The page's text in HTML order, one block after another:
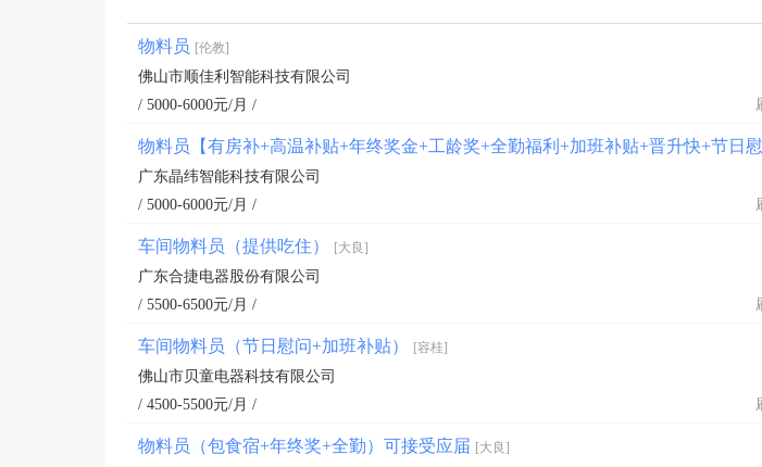
物料员 [伦教]
佛山市顺佳利智能科技有限公司
/ 5000-6000元/月 /
广东晶纬智能科技有限公司
/ 5000-6000元/月 /
车间物料员（提供吃住） [大良]
广东合捷电器股份有限公司
/ 5500-6500元/月 /
车间物料员（节日慰问+加班补贴） [容桂]
佛山市贝童电器科技有限公司
/ 4500-5500元/月 /
物料员（包食宿+年终奖+全勤）可接受应届 [大良]